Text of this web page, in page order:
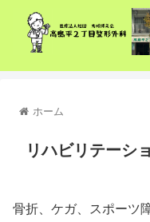
ホーム
リハビリテーシ
骨折、ケガ、スポーツ